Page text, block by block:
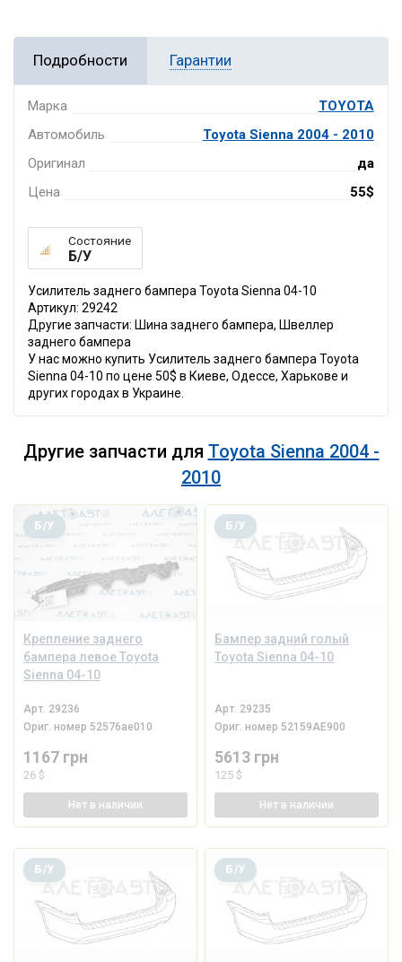
Подробности Гарантии
Марка
TOYOTA
Автомобиль
Toyota Sienna 2004 - 2010
Оригинал
да
Цена
55$
Состояние
Б/У
Усилитель заднего бампера Toyota Sienna 04-10
Артикул: 29242
Другие запчасти: Шина заднего бампера, Швеллер
заднего бампера
У нас можно купить Усилитель заднего бампера Toyota
Sienna 04-10 по цене 50$ в Киеве, Одессе, Харькове и
других городах в Украине.
Другие запчасти для Toyota Sienna 2004 -
2010
Крепление заднего
бампера левое Toyota
Sienna 04-10
Б/У
Арт. 29236
Ориг. номер 52576ae010
1167 грн
26 $
Нет в наличии
Бампер задний голый
Toyota Sienna 04-10
Б/У
Арт. 29235
Ориг. номер 52159AE900
5613 грн
125 $
Нет в наличии
Б/У Б/У